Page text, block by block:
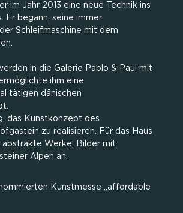
im Jahr 2013 eine neue Technik ins
Er begann, seine immer
Schleifmaschine mit dem
in die Galerie Pablo & Paul mit
ihm eine
tätigen dänischen
das Kunstkonzept des
zu realisieren. Für das Haus
Werke, Bilder mit
Alpen an.
Kunstmesse „affordable